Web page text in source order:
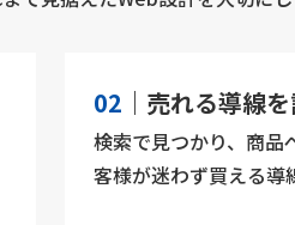
02 ｜売れる導線
検索で見つかり、商品
客様が迷わず買える導